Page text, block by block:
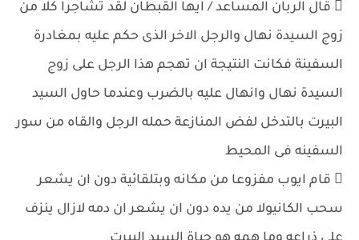
 قال الربان المساعد / ايها القبطان لقد تشاجرا كلا من
زوج السيدة نهال والرجل الاخر الذى حكم عليه بمغادرة
السفينة فكانت النتيجة ان تهجم هذا الرجل على زوج
السيدة نهال وانهال عليه بالضرب وعندما حاول السيد
البيرت بالتدخل لفض المنازعة حمله الرجل والقاه من سور
السفينه فى المحيط
 قام ايوب مفزوعا من مكانه وبتلقائية دون ان يشعر
سحب الكانيولا من يده دون ان يشعر ان دمه لازال ينزف